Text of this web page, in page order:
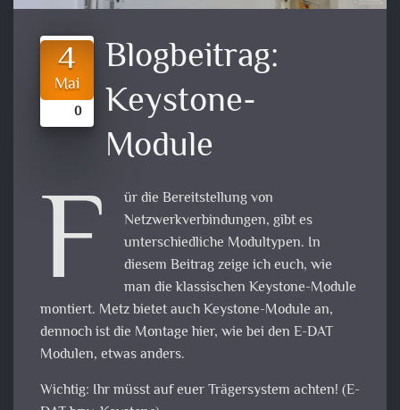
4
Mai
0
Blogbeitrag:
Keystone-
Module
F
ür die Bereitstellung von
Netzwerkverbindungen, gibt es
unterschiedliche Modultypen. In
diesem Beitrag zeige ich euch, wie
man die klassischen Keystone-Module
montiert. Metz bietet auch Keystone-Module an,
dennoch ist die Montage hier, wie bei den E-DAT
Modulen, etwas anders.
Wichtig: Ihr müsst auf euer Trägersystem achten! (E-